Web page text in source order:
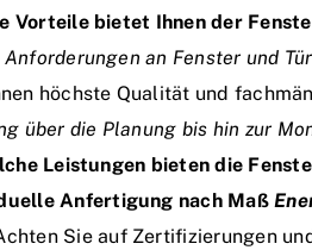
Vorteile bietet Ihnen der
an Fenster und
höchste Qualität und
über die Planung bis hin zur
Leistungen bieten die
Anfertigung nach Maß
Sie auf Zertifizierungen